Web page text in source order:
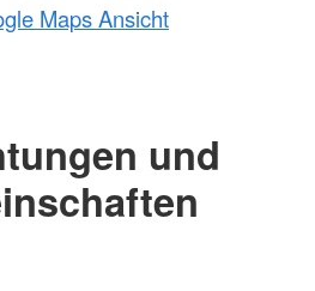
Maps Ansicht
und